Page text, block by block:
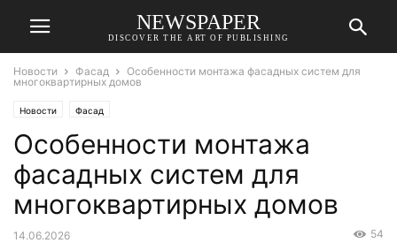
NEWSPAPER
DISCOVER THE ART OF PUBLISHING
Новости Фасад
Особенности монтажа фасадных систем для
многоквартирных домов
Новости Фасад
Особенности монтажа
фасадных систем для
многоквартирных домов
14.06.2026 54